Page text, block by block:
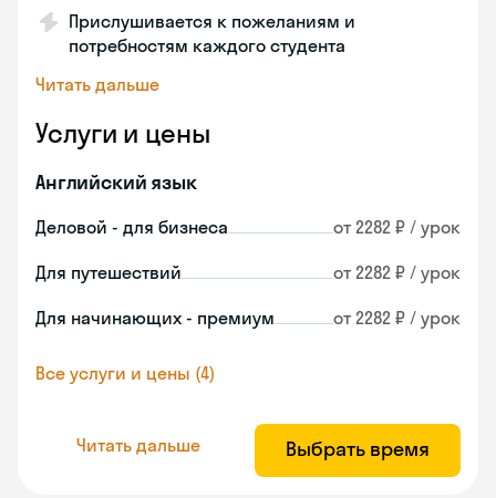
Прислушивается к пожеланиям и
потребностям каждого студента
Читать дальше
Услуги и цены
Английский язык
Деловой - для бизнеса от 2282 ₽ / урок
Для путешествий от 2282 ₽ / урок
Для начинающих - премиум от 2282 ₽ / урок
Все услуги и цены (4)
Читать дальше Выбрать время